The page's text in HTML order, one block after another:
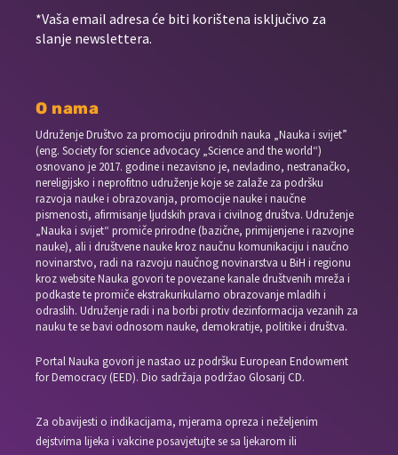
*Vaša email adresa će biti korištena isključivo za
slanje newslettera.
O nama
Udruženje Društvo za promociju prirodnih nauka „Nauka i svijet”
(eng. Society for science advocacy „Science and the world“)
osnovano je 2017. godine i nezavisno je, nevladino, nestranačko,
nereligijsko i neprofitno udruženje koje se zalaže za podršku
razvoja nauke i obrazovanja, promocije nauke i naučne
pismenosti, afirmisanje ljudskih prava i civilnog društva. Udruženje
„Nauka i svijet“ promiče prirodne (bazične, primijenjene i razvojne
nauke), ali i društvene nauke kroz naučnu komunikaciju i naučno
novinarstvo, radi na razvoju naučnog novinarstva u BiH i regionu
kroz website Nauka govori te povezane kanale društvenih mreža i
podkaste te promiče ekstrakurikularno obrazovanje mladih i
odraslih. Udruženje radi i na borbi protiv dezinformacija vezanih za
nauku te se bavi odnosom nauke, demokratije, politike i društva.
Portal Nauka govori je nastao uz podršku European Endowment
for Democracy (EED). Dio sadržaja podržao Glosarij CD.
Za obavijesti o indikacijama, mjerama opreza i neželjenim
dejstvima lijeka i vakcine posavjetujte se sa ljekarom ili